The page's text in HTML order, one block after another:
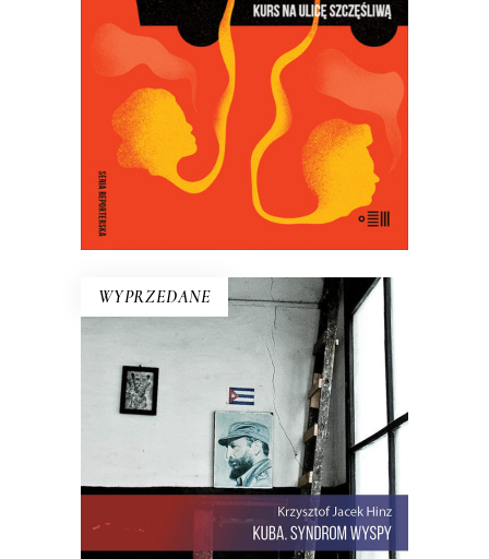
E-BOOK DO KOSZYKA
szczęśliwy. Szybko się okazało, że jego
pasażerowie też szukają szczęścia…
37.00 zł 18.50
WYPRZEDANE
KUBA. SYNDROM WYSPY
Rewolucja i dysydenci, Kubanki
walczące o podpaski i Kubańczycy,
którzy obrażają rewolucję szortami i
sandałami. Jest tu dawna świetność
Hawany, są prosięta hodowane w